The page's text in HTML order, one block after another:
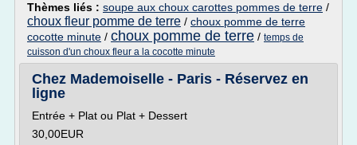
Thèmes liés : soupe aux choux carottes pommes de terre /
choux fleur pomme de terre / choux pomme de terre
cocotte minute / choux pomme de terre / temps de
cuisson d'un choux fleur a la cocotte minute
Chez Mademoiselle - Paris - Réservez en
ligne
Entrée + Plat ou Plat + Dessert
30,00EUR